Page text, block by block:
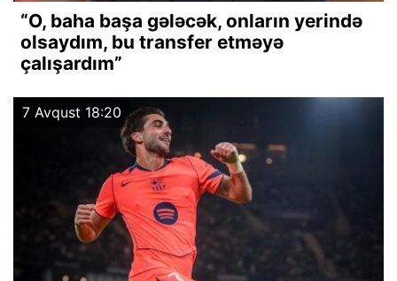
“O, baha başa gələcək, onların yerində
olsaydım, bu transfer etməyə
çalışardım”
7 Avqust 18:20